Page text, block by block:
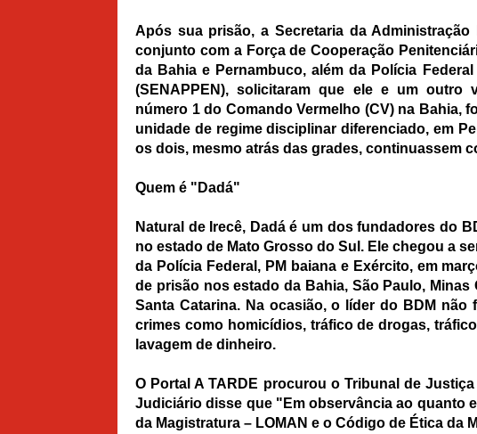
Após sua prisão, a Secretaria da Administração
conjunto com a Força de Cooperação
da Bahia e Pernambuco, além da Polícia
(SENAPPEN), solicitaram que ele e um outro
número 1 do Comando Vermelho (CV) na Bahia,
unidade de regime disciplinar diferenciado, em
os dois, mesmo atrás das grades, continuassem
Quem é "Dadá"
Natural de Irecê, Dadá é um dos fundadores do
no estado de Mato Grosso do Sul. Ele chegou a
da Polícia Federal, PM baiana e Exército, em
de prisão nos estado da Bahia, São Paulo, Minas
Santa Catarina. Na ocasião, o líder do BDM
crimes como homicídios, tráfico de drogas,
lavagem de dinheiro.
O Portal A TARDE procurou o Tribunal de
Judiciário disse que "Em observância ao quanto
da Magistratura – LOMAN e o Código de Ética da